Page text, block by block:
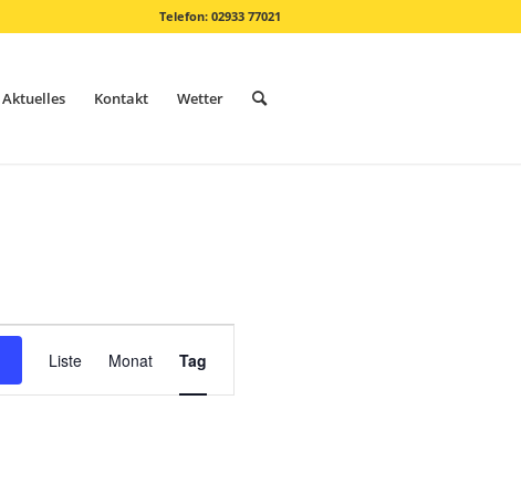
Telefon: 02933 77021
Aktuelles Kontakt Wetter
Ansichten-
Liste Monat Tag